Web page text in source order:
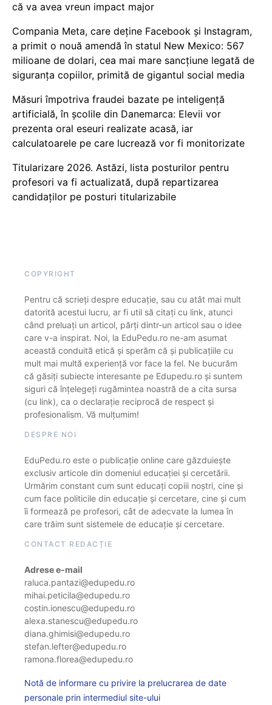
că va avea vreun impact major
Compania Meta, care deține Facebook și Instagram,
a primit o nouă amendă în statul New Mexico: 567
milioane de dolari, cea mai mare sancțiune legată de
siguranța copiilor, primită de gigantul social media
Măsuri împotriva fraudei bazate pe inteligență
artificială, în școlile din Danemarca: Elevii vor
prezenta oral eseuri realizate acasă, iar
calculatoarele pe care lucrează vor fi monitorizate
Titularizare 2026. Astăzi, lista posturilor pentru
profesori va fi actualizată, după repartizarea
candidaților pe posturi titularizabile
COPYRIGHT
Pentru că scrieți despre educație, sau cu atât mai mult
datorită acestui lucru, ar fi util să citați cu link, atunci
când preluați un articol, părți dintr-un articol sau o idee
care v-a inspirat. Noi, la EduPedu.ro ne-am asumat
această conduită etică și sperăm că și publicațiile cu
mult mai multă experiență vor face la fel. Ne bucurăm
că găsiți subiecte interesante pe Edupedu.ro și suntem
siguri că înțelegeți rugămintea noastră de a cita sursa
(cu link), ca o declarație reciprocă de respect și
profesionalism. Vă mulțumim!
DESPRE NOI
EduPedu.ro este o publicație online care găzduiește
exclusiv articole din domeniul educației și cercetării.
Urmărim constant cum sunt educați copiii noștri, cine și
cum face politicile din educație și cercetare, cine și cum
îi formează pe profesori, cât de adecvate la lumea în
care trăim sunt sistemele de educație și cercetare.
CONTACT REDACȚIE
Adrese e-mail
raluca.pantazi@edupedu.ro
mihai.peticila@edupedu.ro
costin.ionescu@edupedu.ro
alexa.stanescu@edupedu.ro
diana.ghimisi@edupedu.ro
stefan.lefter@edupedu.ro
ramona.florea@edupedu.ro
Notă de informare cu privire la prelucrarea de date
personale prin intermediul site-ului